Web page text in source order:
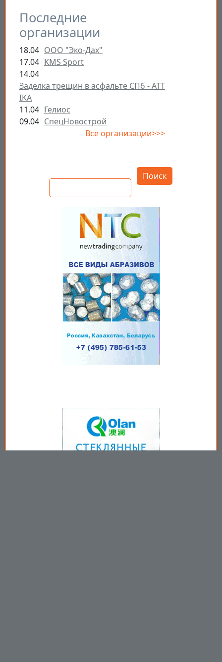
Последние
организации
18.04 ООО "Эко-Дах"
17.04 KMS Sport
14.04
Заделка трещин в асфальте СПб - ATT
IKA
11.04 Гелиос
09.04 СпецНовострой
Все организации>>>